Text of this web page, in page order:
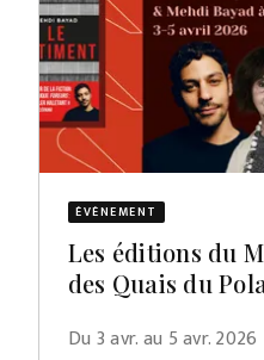
ÉVÈNEMENT
Les éditions du
des Quais du
Du 3 avr. au 5 avr. 2026